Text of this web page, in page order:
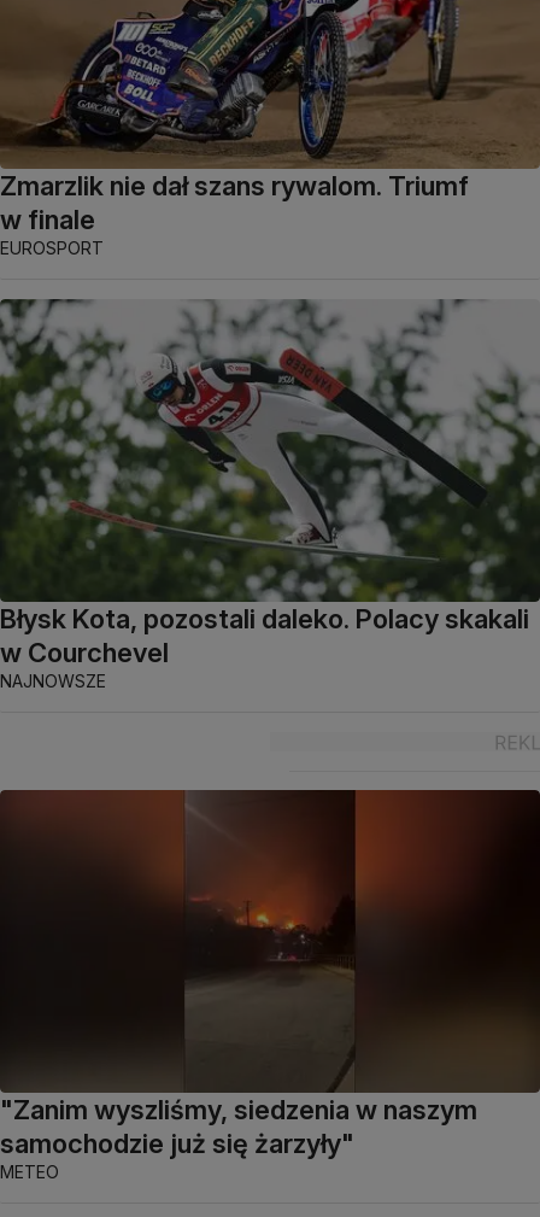
Zmarzlik nie dał szans rywalom. Triumf
w finale
EUROSPORT
Błysk Kota, pozostali daleko. Polacy skakali
w Courchevel
NAJNOWSZE
"Zanim wyszliśmy, siedzenia w naszym
samochodzie już się żarzyły"
METEO